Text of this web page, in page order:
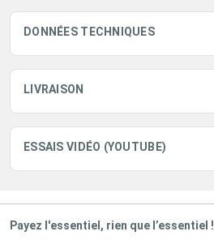
DONNÉES TECHNIQUES
LIVRAISON
ESSAIS VIDÉO (YOUTUBE)
Payez l'essentiel, rien que l’essentiel !